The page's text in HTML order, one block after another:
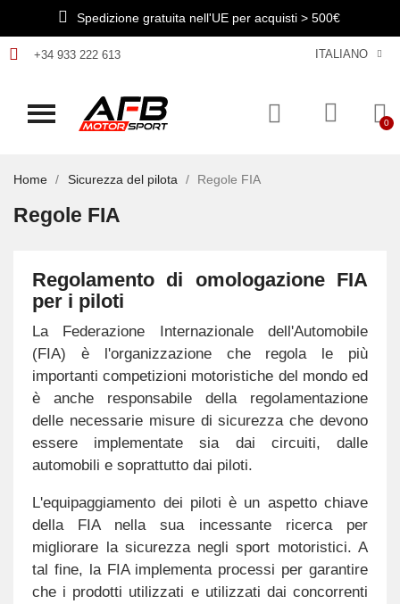
Spedizione gratuita nell'UE per acquisti > 500€
+34 933 222 613 ITALIANO
Home Sicurezza del pilota Regole FIA
Regole FIA
Regolamento di omologazione FIA
per i piloti
La Federazione Internazionale dell'Automobile
(FIA) è l'organizzazione che regola le più
importanti competizioni motoristiche del mondo ed
è anche responsabile della regolamentazione
delle necessarie misure di sicurezza che devono
essere implementate sia dai circuiti, dalle
automobili e soprattutto dai piloti.
L'equipaggiamento dei piloti è un aspetto chiave
della FIA nella sua incessante ricerca per
migliorare la sicurezza negli sport motoristici. A
tal fine, la FIA implementa processi per garantire
che i prodotti utilizzati e utilizzati dai concorrenti